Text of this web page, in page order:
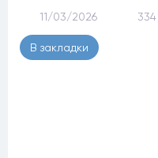
11/03/2026 334
В закладки